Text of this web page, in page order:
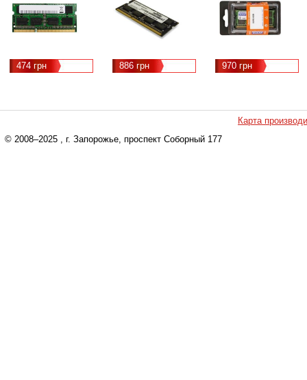
(GM16LS11/4)
474 грн 886 грн
GR1600S364L11/8G
970 грн
Карта
© 2008–2025 , г. Запорожье, проспект Соборный 177